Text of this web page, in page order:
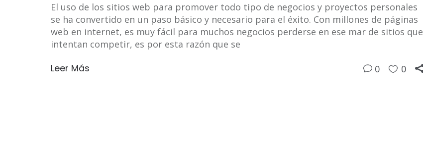
El uso de los sitios web para promover todo tipo de negocios y proyectos personales
se ha convertido en un paso básico y necesario para el éxito. Con millones de páginas
web en internet, es muy fácil para muchos negocios perderse en ese mar de sitios que
intentan competir, es por esta razón que se
Leer Más 0 0